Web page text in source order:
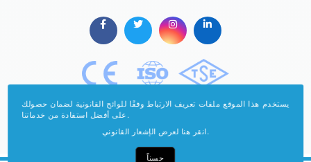
يستخدم هذا الموقع ملفات تعريف الارتباط وفقًا للوائح القانونية لضمان حصولك
على أفضل استفادة من خدماتنا.
انقر هنا لعرض الإشعار القانوني.
حسناً